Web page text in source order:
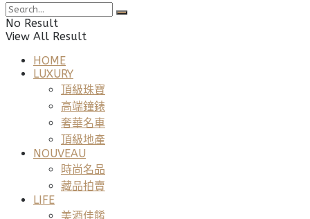
No Result
View All Result
HOME
LUXURY
頂級珠寶
高端鐘錶
奢華名車
頂級地產
NOUVEAU
時尚名品
藏品拍賣
LIFE
美酒佳餚